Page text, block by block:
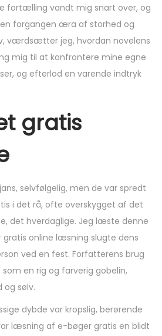
fortælling vandt mig snart over, og
forgangen æra af storhed og
værdsætter jeg, hvordan novelens
mig til at konfrontere mine egne
og efterlod en varende indtryk
gratis
selvfølgelig, men de var spredt
i det rå, ofte overskygget af det
det hverdaglige. Jeg læste denne
gratis online læsning slugte dens
ved en fest. Forfatterens brug
en rig og farverig gobelin,
sølv.
dybde var kropslig, berørende
læsning af e-bøger gratis en blidt